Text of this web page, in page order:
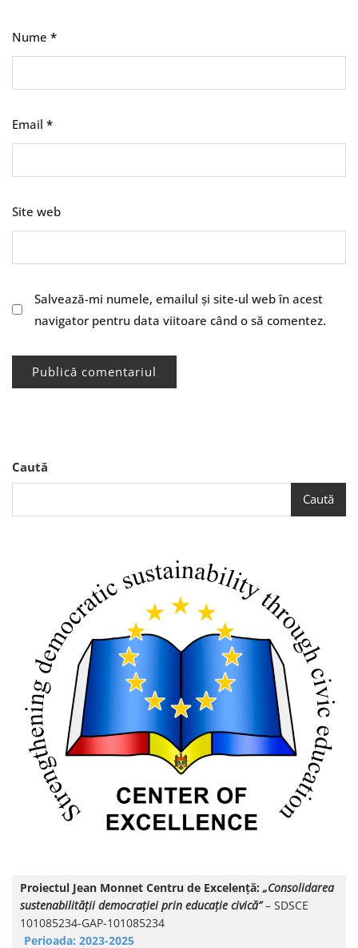
Nume *
Email *
Site web
Salvează-mi numele, emailul și site-ul web în acest
navigator pentru data viitoare când o să comentez.
Caută
Caută
Proiectul Jean Monnet Centru de Excelență: „Consolidarea
sustenabilității democrației prin educație civică”– SDSCE
101085234-GAP-101085234
Perioada: 2023-2025